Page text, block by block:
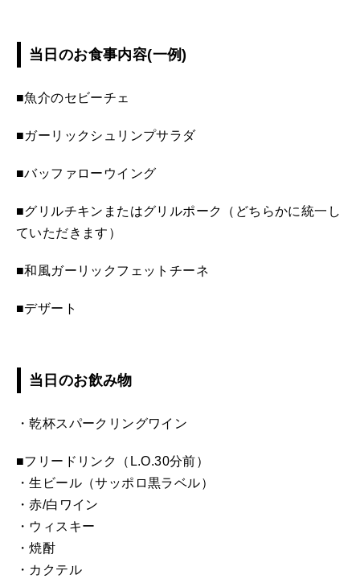
当日のお食事内容(一例)
■魚介のセビーチェ
■ガーリックシュリンプサラダ
■バッファローウイング
■グリルチキンまたはグリルポーク（どちらかに統一し
ていただきます）
■和風ガーリックフェットチーネ
■デザート
当日のお飲み物
・乾杯スパークリングワイン
■フリードリンク（L.O.30分前）
・生ビール（サッポロ黒ラベル）
・赤/白ワイン
・ウィスキー
・焼酎
・カクテル